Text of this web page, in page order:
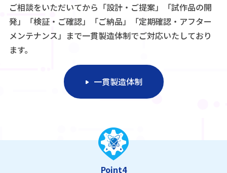
ご相談をいただいてから「設計・ご提案」「試作品の開
発」「検証・ご確認」「ご納品」「定期確認・アフター
メンテナンス」まで一貫製造体制でご対応いたしており
ます。
一貫製造体制
Point4